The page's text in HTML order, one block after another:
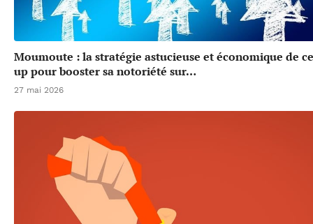
Moumoute : la stratégie astucieuse et économique de
up pour booster sa notoriété sur…
27 mai 2026